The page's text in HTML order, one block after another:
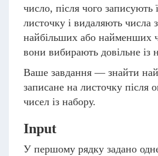
число, після чого записують
листочку і видаляють числа
найбільших або найменших
вони вибирають довільне із
Ваше завдання — знайти
записане на листочку після
чисел із набору.
Input
У першому рядку задано